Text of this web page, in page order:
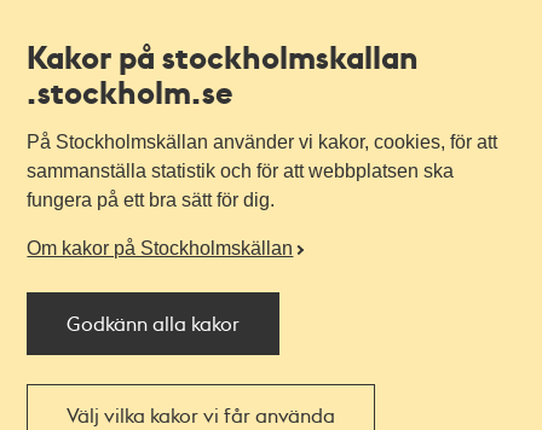
Kakor på stockholmskallan
.stockholm.se
På Stockholmskällan använder vi kakor, cookies, för att
sammanställa statistik och för att webbplatsen ska
fungera på ett bra sätt för dig.
Om kakor på Stockholmskällan
Godkänn alla kakor
Välj vilka kakor vi får använda